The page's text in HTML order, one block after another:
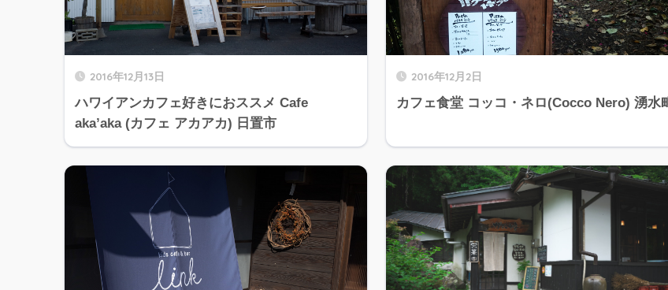
2016年12月13日
ハワイアンカフェ好きにおススメ Cafe
aka’aka (カフェ アカアカ) 日置市
2016年12月2日
カフェ食堂 コッコ・ネロ(Cocco Nero) 湧水町